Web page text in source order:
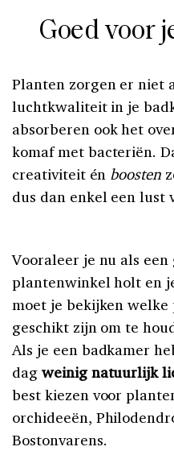
Goed voor
Planten zorgen er niet
luchtkwaliteit in je
absorberen ook het
komaf met bacteriën.
creativiteit én boosten
dus dan enkel een lust
Vooraleer je nu als een
plantenwinkel holt en
moet je bekijken
geschikt zijn om te
Als je een badkamer
dag weinig natuurlijk
best kiezen voor
orchideeën,
Bostonvarens.